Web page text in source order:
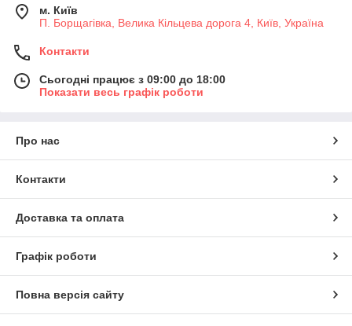
🚀 Асортимент обладнання PIUSI
У нашому каталозі представлені:
⛽ паливні насоси для дизельного пального;
🔥 насоси для бензину (ATEX);
📊 електронні та механічні лічильники витрати;
🧹 системи фільтрації дизельного пального;
🧰 котушки для шлангів;
📦 комплектуючі та запасні частини.
Усе обладнання PIUSI розроблене для інтенсивної
експлуатації та широко використовується у сільському
м. Київ
П. Борщагівка, Велика Кільцева дорога 4, Київ, Україна
Контакти
Сьогодні працює з 09:00 до 18:00
Показати весь графік роботи
Про нас
Контакти
Доставка та оплата
Графік роботи
Повна версія сайту